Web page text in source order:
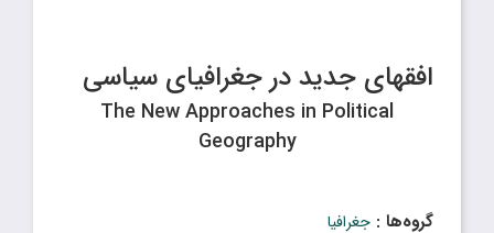
افقهای جدید در جغرافیای سیاسی
The New Approaches in Political
Geography
گروه‌ها : جغرافیا